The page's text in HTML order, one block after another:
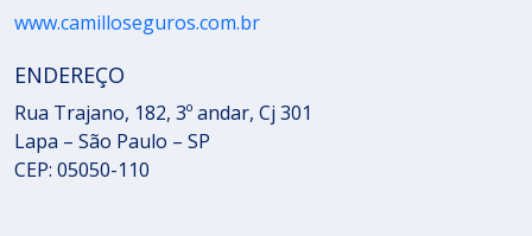
www.camilloseguros.com.br
ENDEREÇO
Rua Trajano, 182, 3º andar, Cj 301
Lapa – São Paulo – SP
CEP: 05050-110